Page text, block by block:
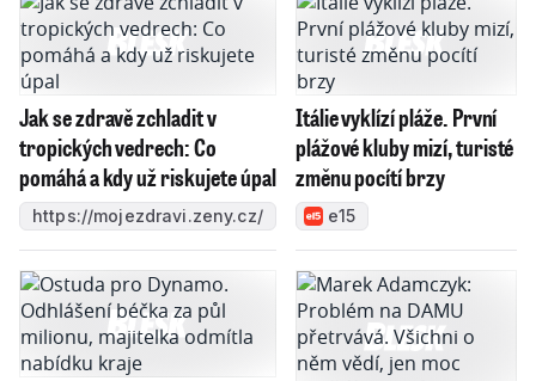
Jak se zdravě zchladit v
tropických vedrech: Co
pomáhá a kdy už riskujete úpal
https://mojezdravi.zeny.cz/
Itálie vyklízí pláže. První
plážové kluby mizí, turisté
změnu pocítí brzy
e15